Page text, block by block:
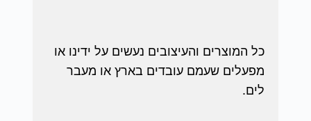
כל המוצרים והעיצובים נעשים על ידינו או
מפעלים שעמם עובדים בארץ או מעבר
לים.